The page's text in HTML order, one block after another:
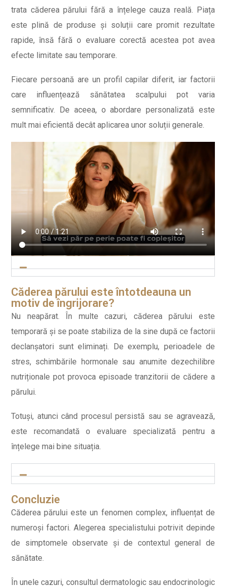
trata căderea părului fără a înțelege cauza reală. Piața
este plină de produse și soluții care promit rezultate
rapide, însă fără o evaluare corectă acestea pot avea
efecte limitate sau temporare.
Fiecare persoană are un profil capilar diferit, iar factorii
care influențează sănătatea scalpului pot varia
semnificativ. De aceea, o abordare personalizată este
mult mai eficientă decât aplicarea unor soluții generale.
Căderea părului este întotdeauna un
motiv de îngrijorare?
Nu neapărat. În multe cazuri, căderea părului este
temporară și se poate stabiliza de la sine după ce factorii
declanșatori sunt eliminați. De exemplu, perioadele de
stres, schimbările hormonale sau anumite dezechilibre
nutriționale pot provoca episoade tranzitorii de cădere a
părului.
Totuși, atunci când procesul persistă sau se agravează,
este recomandată o evaluare specializată pentru a
înțelege mai bine situația.
Concluzie
Căderea părului este un fenomen complex, influențat de
numeroși factori. Alegerea specialistului potrivit depinde
de simptomele observate și de contextul general de
sănătate.
În unele cazuri, consultul dermatologic sau endocrinologic